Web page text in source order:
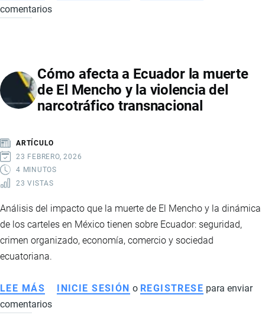
CRISIS
EN
ECUADOR:
CAUSAS,
EFECTOS
ECONÓMICOS
comentarios
Cómo afecta a Ecuador la muerte
de El Mencho y la violencia del
narcotráfico transnacional
ARTÍCULO
23 FEBRERO, 2026
4 MINUTOS
23 VISTAS
Análisis del impacto que la muerte de El Mencho y la dinámica
de los carteles en México tienen sobre Ecuador: seguridad,
crimen organizado, economía, comercio y sociedad
ecuatoriana.
LEE MÁS SOBRE
CÓMO
INICIE SESIÓN o REGISTRESE para enviar
comentarios